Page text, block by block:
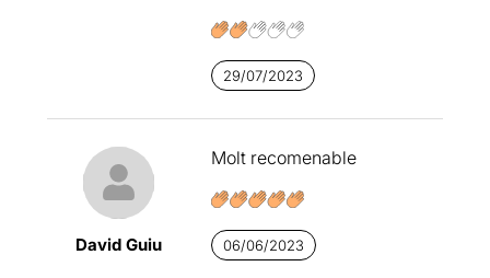
29/07/2023
David Guiu
Molt recomenable
06/06/2023